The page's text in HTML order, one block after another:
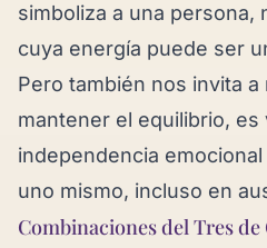
simboliza a una persona,
cuya energía puede ser
Pero también nos invita
mantener el equilibrio, es
independencia
uno mismo, incluso en
Combinaciones del Tres